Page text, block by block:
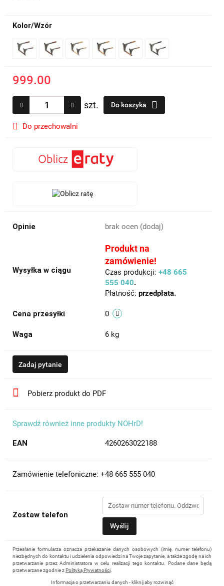
Kolor/Wzór
999.00
szt. Do koszyka
Do przechowalni
Opinie brak ocen (dodaj)
Wysyłka w ciągu
Produkt na
zamówienie!
Czas produkcji: +48 665
555 040.
Płatność: przedpłata.
Cena przesyłki 0
Waga 6 kg
Zadaj pytanie
Pobierz produkt do PDF
Sprawdź również inne produkty NOHrD!
EAN 4260263022188
Zamówienie telefoniczne: +48 665 555 040
Zostaw telefon
Wyślij
Przesłanie formularza oznacza przekazanie danych osobowych (imię, numer telefonu)
niezbędnych do kontaktu i udzielenia odpowiedzi na Twoje zapytanie, a także zgodę na ich
przetwarzanie przez Administratora w celu realizacji tego kontaktu. Podane dane będą
przetwarzane zgodnie zPolityką Prywatności
Informacja o przetwarzaniu danych - kliknij aby rozwinąć